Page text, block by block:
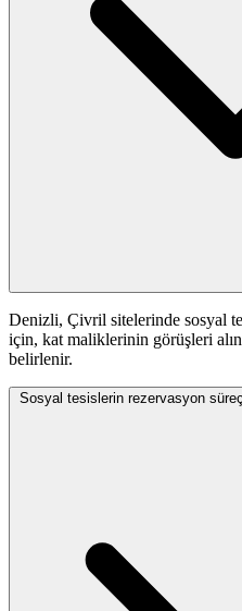
Denizli, Çivril sitelerinde sosyal
için, kat maliklerinin görüşleri
belirlenir.
Sosyal tesislerin rezervasyon